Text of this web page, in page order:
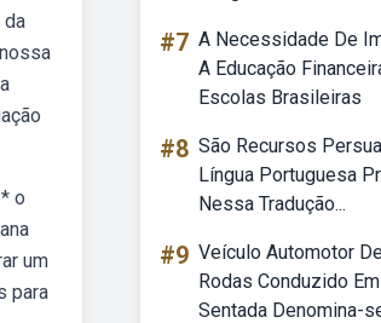
da
o
um
para
#7 A Necessidade De
A Educação
Escolas Brasileiras
#8 São Recursos
Língua Portuguesa
Nessa Tradução...
#9 Veículo Automotor
Rodas Conduzido
Sentada Denomina-